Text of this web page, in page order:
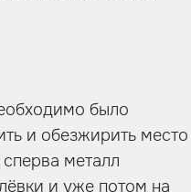
было
и обезжирить место
металл
и уже потом на